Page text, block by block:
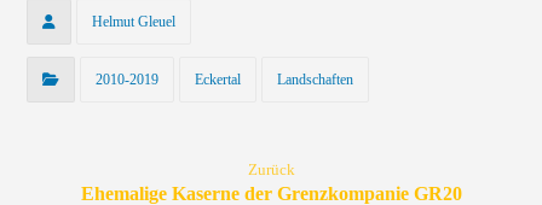
Helmut Gleuel
2010-2019 Eckertal Landschaften
Zurück
Ehemalige Kaserne der Grenzkompanie GR20